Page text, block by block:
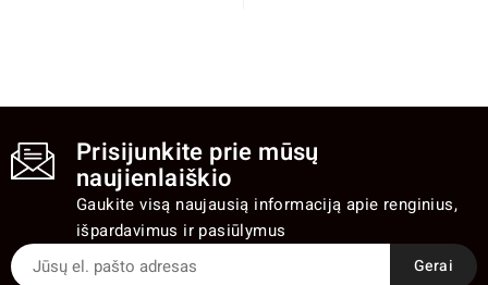
Prisijunkite prie mūsų
naujienlaiškio
Gaukite visą naujausią informaciją apie renginius,
išpardavimus ir pasiūlymus